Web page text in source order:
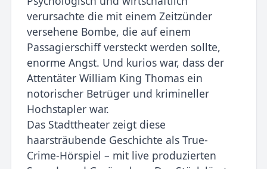
verursachte die mit einem Zeitzünder
versehene Bombe, die auf einem
Passagierschiff versteckt werden sollte,
enorme Angst. Und kurios war, dass der
Attentäter William King Thomas ein
notorischer Betrüger und krimineller
Hochstapler war.
Das Stadttheater zeigt diese
haarsträubende Geschichte als True-
Crime-Hörspiel – mit live produzierten